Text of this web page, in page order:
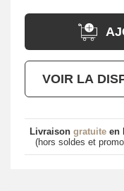
VOIR LA
Livraison gratuite en
(hors soldes et